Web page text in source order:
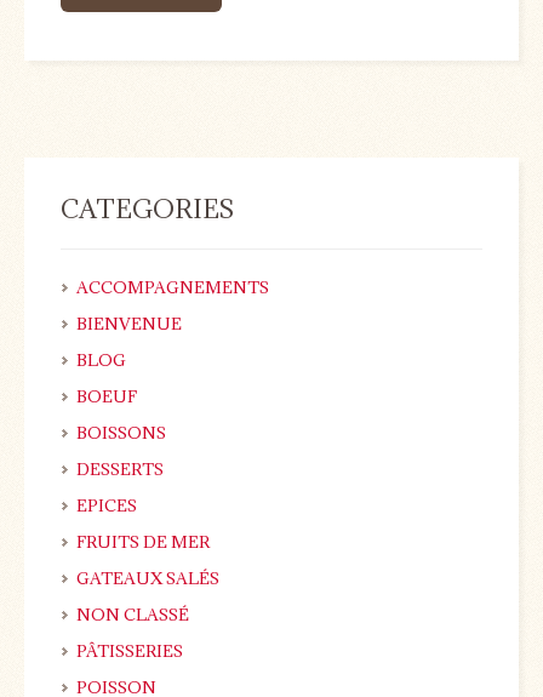
CATEGORIES
ACCOMPAGNEMENTS
BIENVENUE
BLOG
BOEUF
BOISSONS
DESSERTS
EPICES
FRUITS DE MER
GATEAUX SALÉS
NON CLASSÉ
PÂTISSERIES
POISSON